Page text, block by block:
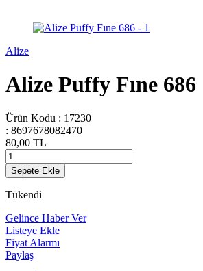
Alize
Alize Puffy Fıne 686
Ürün Kodu : 17230
: 8697678082470
80,00 TL
Sepete Ekle
Tükendi
Gelince Haber Ver
Listeye Ekle
Fiyat Alarmı
Paylaş